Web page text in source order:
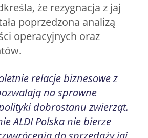
że rezygnacja z jaj
poprzedzona analizą
operacyjnych oraz
relacje biznesowe z
na sprawne
dobrostanu zwierząt.
ALDI Polska nie bierze